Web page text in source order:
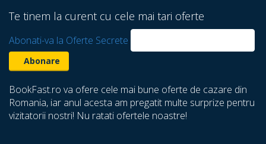
Te tinem la curent cu cele mai tari oferte
Abonati-va la Oferte Secrete
BookFast.ro va ofere cele mai bune oferte de cazare din
Romania, iar anul acesta am pregatit multe surprize pentru
vizitatorii nostri! Nu ratati ofertele noastre!